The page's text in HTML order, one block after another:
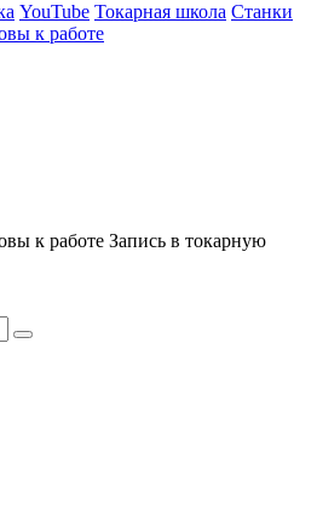
YouTube Токарная школа Станки
к работе
к работе Запись в токарную